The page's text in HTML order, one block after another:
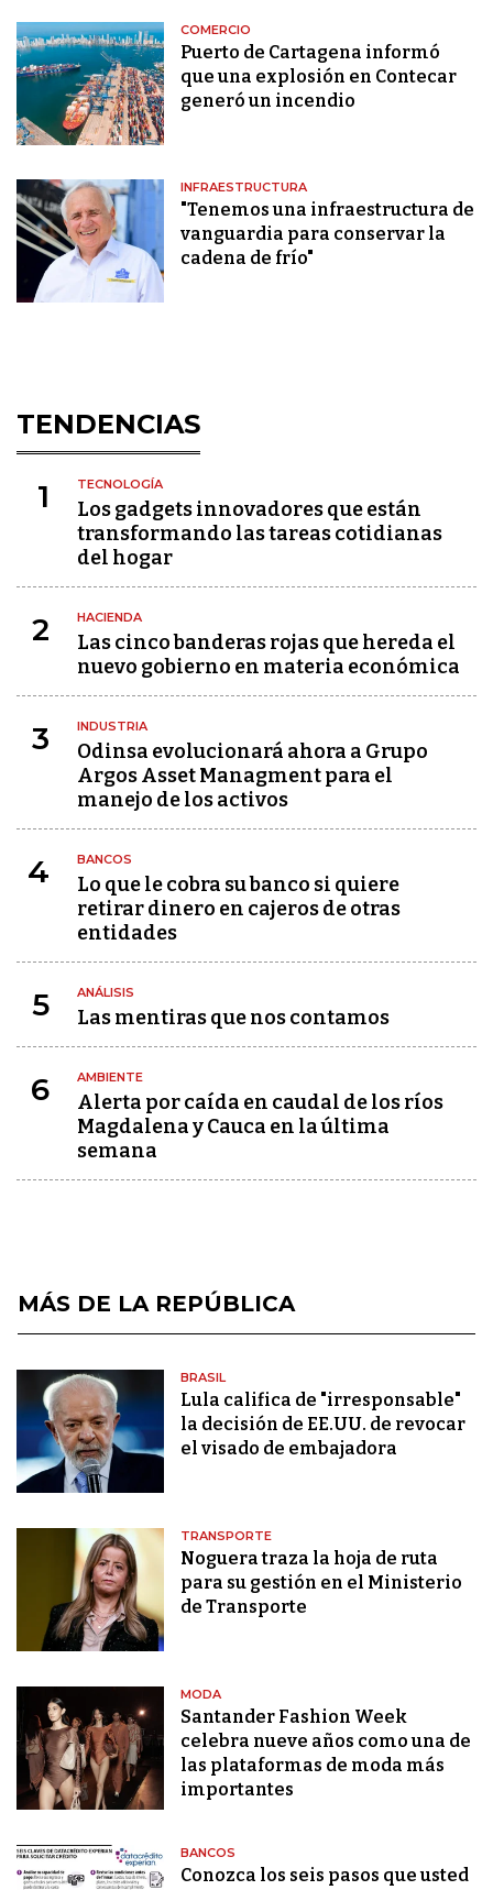
COMERCIO
Puerto de Cartagena informó
que una explosión en Contecar
generó un incendio
INFRAESTRUCTURA
"Tenemos una infraestructura de
vanguardia para conservar la
cadena de frío"
TENDENCIAS
1 TECNOLOGÍA
Los gadgets innovadores que están
transformando las tareas cotidianas
del hogar
2 HACIENDA
Las cinco banderas rojas que hereda el
nuevo gobierno en materia económica
3 INDUSTRIA
Odinsa evolucionará ahora a Grupo
Argos Asset Managment para el
manejo de los activos
4 BANCOS
Lo que le cobra su banco si quiere
retirar dinero en cajeros de otras
entidades
5 ANÁLISIS
Las mentiras que nos contamos
6 AMBIENTE
Alerta por caída en caudal de los ríos
Magdalena y Cauca en la última
semana
MÁS DE LA REPÚBLICA
BRASIL
Lula califica de "irresponsable"
la decisión de EE.UU. de revocar
el visado de embajadora
TRANSPORTE
Noguera traza la hoja de ruta
para su gestión en el Ministerio
de Transporte
MODA
Santander Fashion Week
celebra nueve años como una de
las plataformas de moda más
importantes
BANCOS
Conozca los seis pasos que usted